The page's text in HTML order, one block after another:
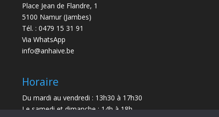
Place Jean de Flandre, 1
5100 Namur (Jambes)
Tél. : 0479 15 31 91
Via WhatsApp
info@anhaive.be
Horaire
Du mardi au vendredi : 13h30 à 17h30
Le samedi et dimanche : 14h à 18h